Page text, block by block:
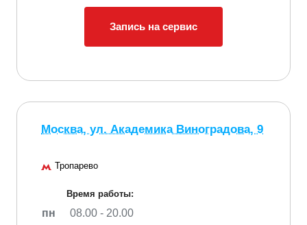
Запись на сервис
Москва, ул. Академика Виноградова, 9
Тропарево
Время работы:
пн 08.00 - 20.00